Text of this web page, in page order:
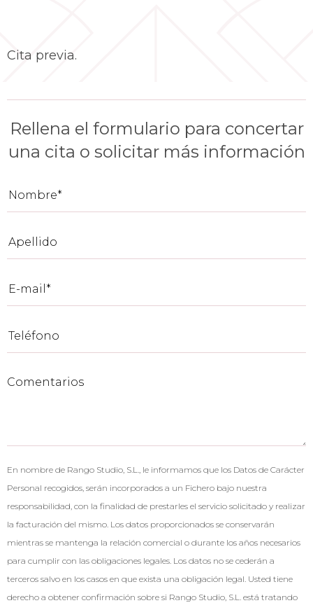
Cita previa.
Rellena el formulario para concertar
una cita o solicitar más información
En nombre de Rango Studio, S.L., le informamos que los Datos de Carácter
Personal recogidos, serán incorporados a un Fichero bajo nuestra
responsabilidad, con la finalidad de prestarles el servicio solicitado y realizar
la facturación del mismo. Los datos proporcionados se conservarán
mientras se mantenga la relación comercial o durante los años necesarios
para cumplir con las obligaciones legales. Los datos no se cederán a
terceros salvo en los casos en que exista una obligación legal. Usted tiene
derecho a obtener confirmación sobre si Rango Studio, S.L. está tratando